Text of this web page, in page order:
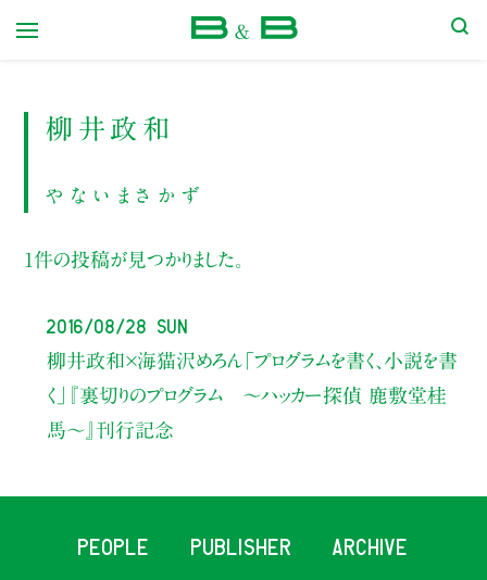
柳井政和
やないまさかず
1件の投稿が見つかりました。
2016/08/28 Sun
柳井政和×海猫沢めろん「プログラムを書く、小説を書
く」
『裏切りのプログラム ～ハッカー探偵 鹿敷堂桂
馬～』刊行記念
PEOPLE PUBLISHER ARCHIVE